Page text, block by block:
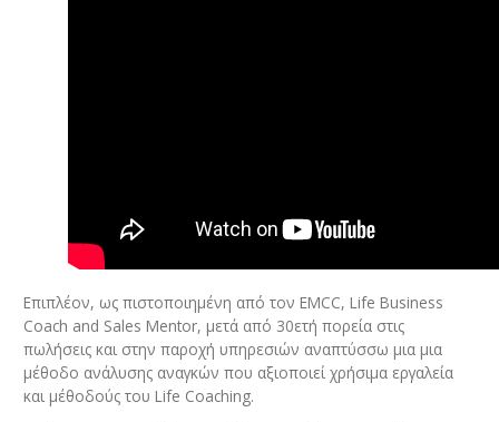
Επιπλέον, ως πιστοποιημένη από τον EMCC, Life Business
Coach and Sales Mentor, μετά από 30ετή πορεία στις
πωλήσεις και στην παροχή υπηρεσιών αναπτύσσω μια μια
μέθοδο ανάλυσης αναγκών που αξιοποιεί χρήσιμα εργαλεία
και μέθοδούς του Life Coaching.